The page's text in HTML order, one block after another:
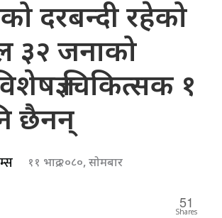
दरबन्दी रहेको
३२ जनाको
चिकित्सक १
छैनन्
११ भाद्र २०८०, सोमबार
51
Shares